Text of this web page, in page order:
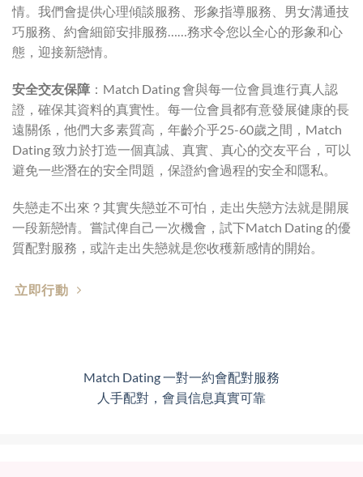
情。我們會提供心理傾談服務、形象指導服務、男女溝通技
巧服務、約會細節安排服務……務求令您以全心的形象和心
態，迎接新戀情。
安全交友保障 ：Match Dating 會與每一位會員進行真人認
證，確保其資料的真實性。每一位會員都有意發展健康的長
遠關係，他們大多素質高，年齡介乎25-60歲之間，Match
Dating 致力於打造一個真誠、真實、真心的交友平台，可以
避免一些潛在的安全問題，保證約會過程的安全和隱私。
失戀走不出來？其實失戀並不可怕，走出失戀方法就是開展
一段新戀情。嘗試俾自己一次機會，試下Match Dating 的優
質配對服務，或許走出失戀就是您收穫新感情的開始。
立即行動
Match Dating 一對一約會配對服務
人手配對，會員信息真實可靠